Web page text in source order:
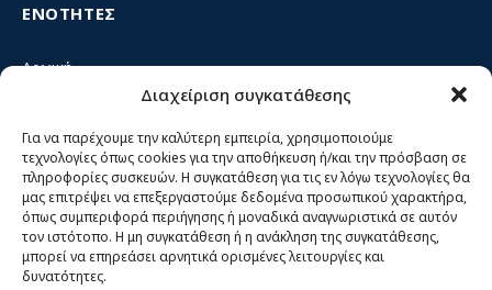
Διαχείριση συγκατάθεσης
Για να παρέχουμε την καλύτερη εμπειρία, χρησιμοποιούμε
τεχνολογίες όπως cookies για την αποθήκευση ή/και την πρόσβαση σε
πληροφορίες συσκευών. Η συγκατάθεση για τις εν λόγω τεχνολογίες θα
μας επιτρέψει να επεξεργαστούμε δεδομένα προσωπικού χαρακτήρα,
όπως συμπεριφορά περιήγησης ή μοναδικά αναγνωριστικά σε αυτόν
τον ιστότοπο. Η μη συγκατάθεση ή η ανάκληση της συγκατάθεσης,
μπορεί να επηρεάσει αρνητικά ορισμένες λειτουργίες και
δυνατότητες.
ΕΝΟΤΗΤΕΣ
Αρχική
Κίνημα ΝΙΚΗ – Ποιοι είμαστε, αρχές & δράση
Θέσεις
Πρόσωπα
Όργανα και ομάδες
Βίντεο
Δελτία Τύπου